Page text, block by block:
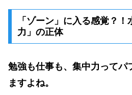
「ゾーン」に入る感覚？
力」の正体
勉強も仕事も、集中力ってパ
ますよね。